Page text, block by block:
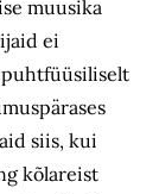
muusika
ei
puhtfüüsiliselt
siis, kui
kõlareist